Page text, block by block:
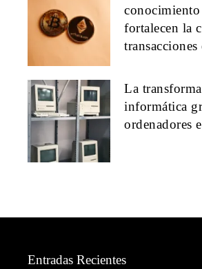
conocimiento
fortalecen la
transacciones
La
informática
ordenadores
Entradas Recientes